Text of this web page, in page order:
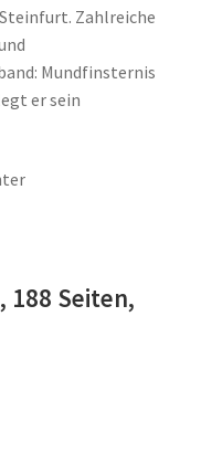
Zahlreiche
Mundfinsternis
er sein
188 Seiten,